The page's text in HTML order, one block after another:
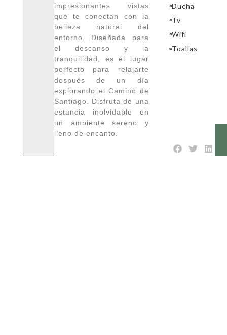
impresionantes vistas
que te conectan con la
belleza natural del
entorno. Diseñada para
el descanso y la
tranquilidad, es el lugar
perfecto para relajarte
después de un día
explorando el Camino de
Santiago. Disfruta de una
estancia inolvidable en
un ambiente sereno y
lleno de encanto.
Ducha
Tv
Wifi
Toallas